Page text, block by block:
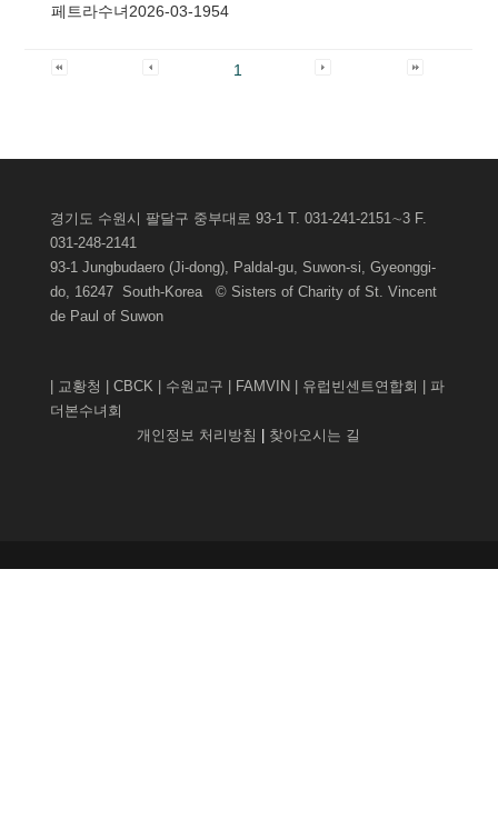
페트라수녀2026-03-1954
1
경기도 수원시 팔달구 중부대로 93-1 T. 031-241-2151∼3 F.
031-248-2141
93-1 Jungbudaero (Ji-dong), Paldal-gu, Suwon-si, Gyeonggi-
do, 16247 South-Korea © Sisters of Charity of St. Vincent
de Paul of Suwon
교황청 CBCK| 수원교구 FAMVIN 유럽빈센트연합회
파
더본수녀회
개인정보 처리방침
찾아오시는 길